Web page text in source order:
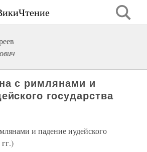
с римлянами и
государства
и падение иудейского